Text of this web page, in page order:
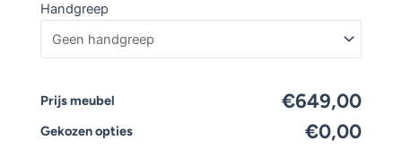
Handgreep
Prijs meubel €649,00
Gekozen opties €0,00